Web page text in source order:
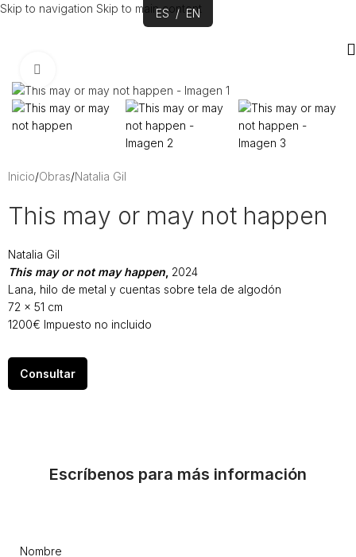
Skip to navigation Skip to main content
Inicio/Obras/Natalia Gil
This may or may not happen
Natalia Gil
This may or not may happen 2024
Lana, hilo de metal y cuentas sobre tela de algodón
72 × 51 cm
1200€ Impuesto no incluido
Consultar
Escríbenos para más información
ES / EN